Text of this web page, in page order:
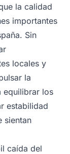
la calidad
importantes
Sin
locales y
la
equilibrar los
estabilidad
sientan
caída del